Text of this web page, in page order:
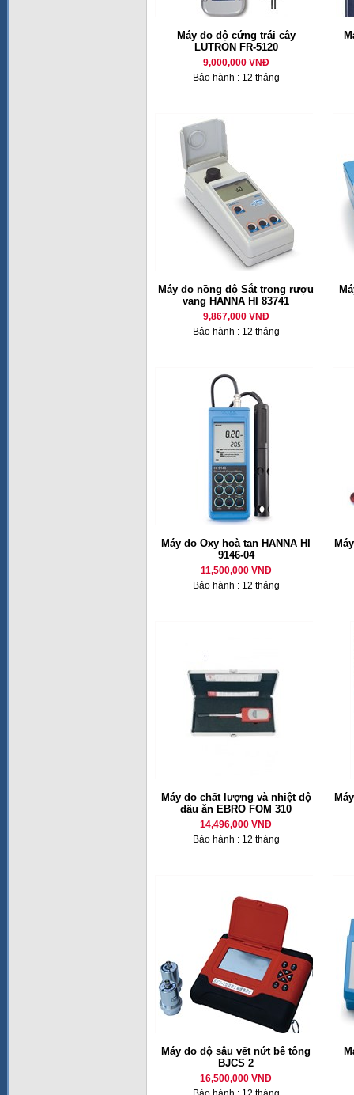
Máy đo độ cứng trái cây
LUTRON FR-5120
9,000,000 VNĐ
Bảo hành : 12 tháng
Máy đo nồng độ Sắt trong rượu
vang HANNA HI 83741
9,867,000 VNĐ
Bảo hành : 12 tháng
Máy đo Oxy hoà tan HANNA HI
9146-04
11,500,000 VNĐ
Bảo hành : 12 tháng
Máy đo chất lượng và nhiệt độ
dầu ăn EBRO FOM 310
14,496,000 VNĐ
Bảo hành : 12 tháng
Máy đo độ sâu vết nứt bê tông
BJCS 2
16,500,000 VNĐ